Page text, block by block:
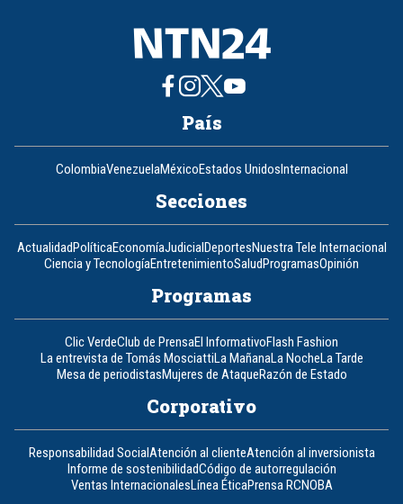
País
ColombiaVenezuelaMéxicoEstados Unidos Internacional
Secciones
Actualidad PolíticaEconomíaJudicial DeportesNuestra Tele Internacional
Ciencia y TecnologíaEntretenimientoSalud ProgramasOpinión
Programas
Clic VerdeClub de PrensaEl InformativoFlash Fashion
La entrevista de Tomás MosciattiLa MañanaLa NocheLa Tarde
Mesa de periodistasMujeres de AtaqueRazón de Estado
Corporativo
Responsabilidad SocialAtención al clienteAtención al inversionista
Informe de sostenibilidadCódigo de autorregulación
Ventas InternacionalesLínea ÉticaPrensa RCNOBA